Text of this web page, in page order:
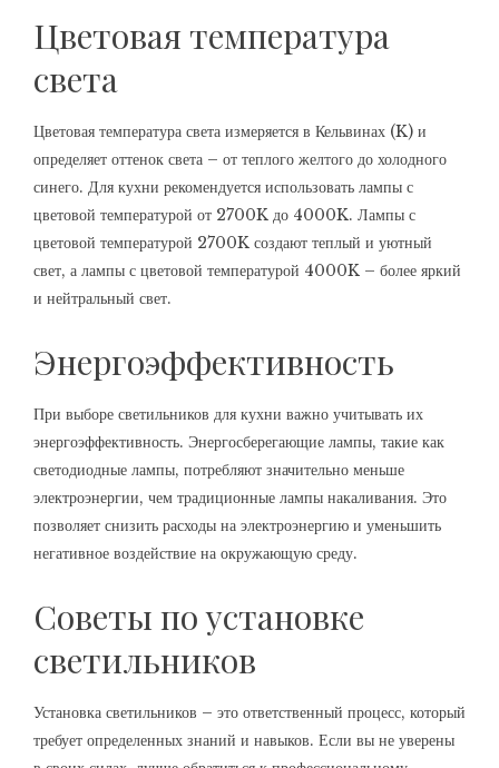
Цветовая температура
света
Цветовая температура света измеряется в Кельвинах (K) и
определяет оттенок света – от теплого желтого до холодного
синего. Для кухни рекомендуется использовать лампы с
цветовой температурой от 2700K до 4000K. Лампы с
цветовой температурой 2700K создают теплый и уютный
свет, а лампы с цветовой температурой 4000K – более яркий
и нейтральный свет.
Энергоэффективность
При выборе светильников для кухни важно учитывать их
энергоэффективность. Энергосберегающие лампы, такие как
светодиодные лампы, потребляют значительно меньше
электроэнергии, чем традиционные лампы накаливания. Это
позволяет снизить расходы на электроэнергию и уменьшить
негативное воздействие на окружающую среду.
Советы по установке
светильников
Установка светильников – это ответственный процесс, который
требует определенных знаний и навыков. Если вы не уверены